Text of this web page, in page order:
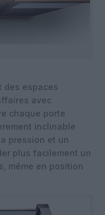
des espaces
avec
chaque porte
inclinable
pression et un
plus facilement un
même en position